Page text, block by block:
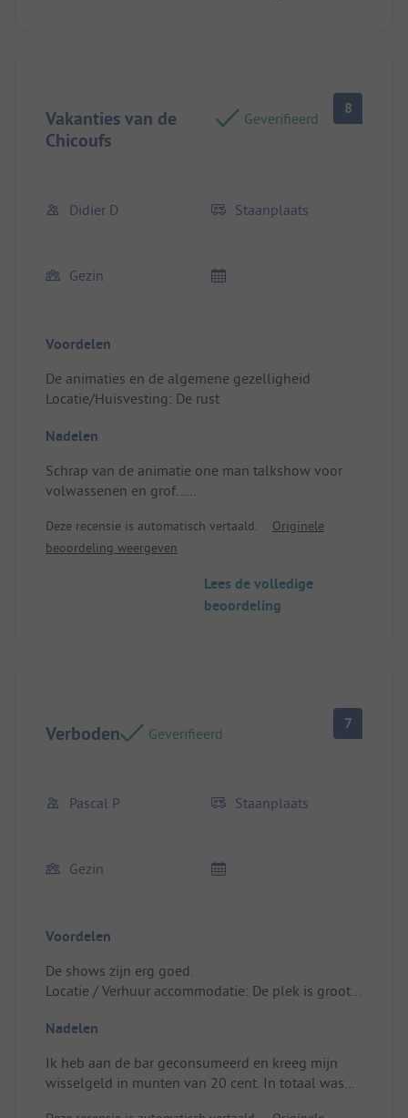
Vakanties van de
Chicoufs
Geverifieerd
8
Didier D Staanplaats
Gezin
Voordelen
De animaties en de algemene gezelligheid
Locatie/Huisvesting: De rust
Nadelen
Schrap van de animatie one man talkshow voor
volwassenen en grof...
uw camping en ik ben teruggekeerd om dezelfde
buren te ontmoeten.
moest betalen voor dezelfde locatie.
Deze recensie is automatisch vertaald.
Originele
beoordeling weergeven
Lees de volledige
beoordeling
Verboden Geverifieerd
7
Pascal P Staanplaats
Gezin
Voordelen
De shows zijn erg goed.
Locatie / Verhuur accommodatie: De plek is groot.
sanitaire deuren te hebben.
Nadelen
Ik heb aan de bar geconsumeerd en kreeg mijn
wisselgeld in munten van 20 cent. In totaal was